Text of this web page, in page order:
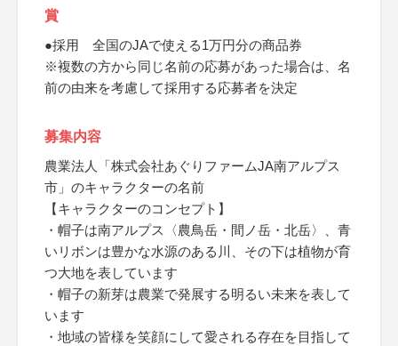
賞
●採用 全国のJAで使える1万円分の商品券
※複数の方から同じ名前の応募があった場合は、名
前の由来を考慮して採用する応募者を決定
募集内容
農業法人「株式会社あぐりファームJA南アルプス
市」のキャラクターの名前
【キャラクターのコンセプト】
・帽子は南アルプス〈農鳥岳・間ノ岳・北岳〉、青
いリボンは豊かな水源のある川、その下は植物が育
つ大地を表しています
・帽子の新芽は農業で発展する明るい未来を表して
います
・地域の皆様を笑顔にして愛される存在を目指して